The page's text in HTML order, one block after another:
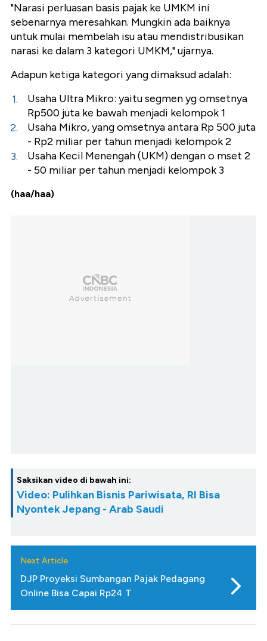
"Narasi perluasan basis pajak ke UMKM ini
sebenarnya meresahkan. Mungkin ada baiknya
untuk mulai membelah isu atau mendistribusikan
narasi ke dalam 3 kategori UMKM," ujarnya.
Adapun ketiga kategori yang dimaksud adalah:
Usaha Ultra Mikro: yaitu segmen yg omsetnya
Rp500 juta ke bawah menjadi kelompok 1
Usaha Mikro, yang omsetnya antara Rp 500 juta
- Rp2 miliar per tahun menjadi kelompok 2
Usaha Kecil Menengah (UKM) dengan o mset 2
- 50 miliar per tahun menjadi kelompok 3
(haa/haa)
Saksikan video di bawah ini:
Video: Pulihkan Bisnis Pariwisata, RI Bisa
Nyontek Jepang - Arab Saudi
Next Article
DJP Proyeksi Sumbangan Pajak Pedagang
Online Bisa Capai Rp24 T